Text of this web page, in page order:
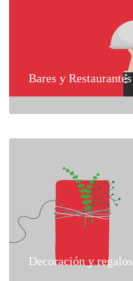
Bares y Restaurantes
Decoración y regalos